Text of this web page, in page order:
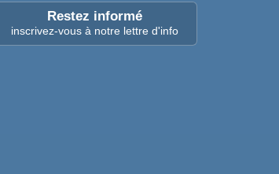
Restez informé
inscrivez-vous à notre lettre d'info